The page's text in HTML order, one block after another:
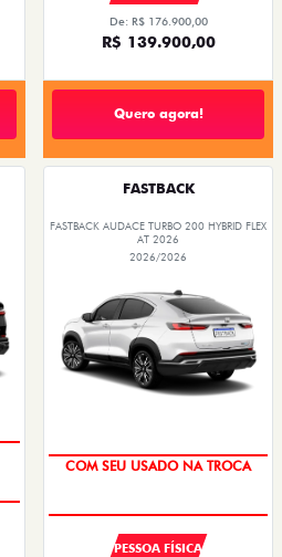
De: R$ 176.900,00
R$ 139.900,00
Quero agora!
FASTBACK
FASTBACK AUDACE TURBO 200 HYBRID FLEX
AT 2026
2026/2026
COM SEU USADO NA TROCA
PESSOA FÍSICA